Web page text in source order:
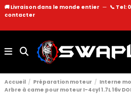
🚚 Livraison dans le monde entier — 📞 Tel:
contacter
Accueil Préparation moteur Interne
Arbre à came pour moteur I-4cyl 1.7L 16v